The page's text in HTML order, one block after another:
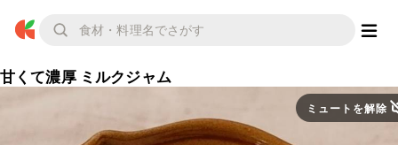
甘くて濃厚 ミルクジャム
ミュートを解除